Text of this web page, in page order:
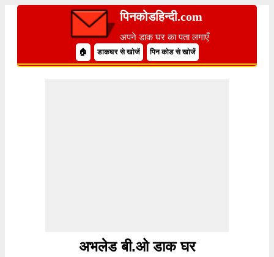
पिनकोडहिन्दी.com
अपने डाक घर का पता लगाएँ
🏠 डाकघर से खोजें पिन कोड से खोजें
अभलेड बी.ओ डाक घर